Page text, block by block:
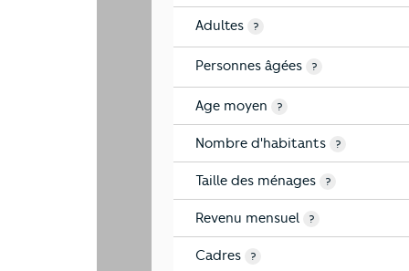
Adultes ?
Personnes âgées ?
Age moyen ?
Nombre d'habitants ?
Taille des ménages ?
Revenu mensuel ?
Cadres ?